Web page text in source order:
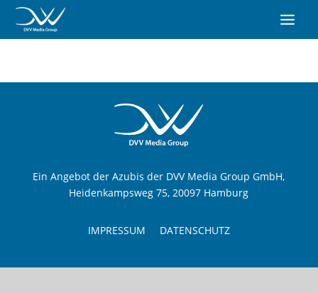
Ein Angebot der Azubis der DVV Media Group GmbH,
Heidenkampsweg 75, 20097 Hamburg
IMPRESSUM DATENSCHUTZ